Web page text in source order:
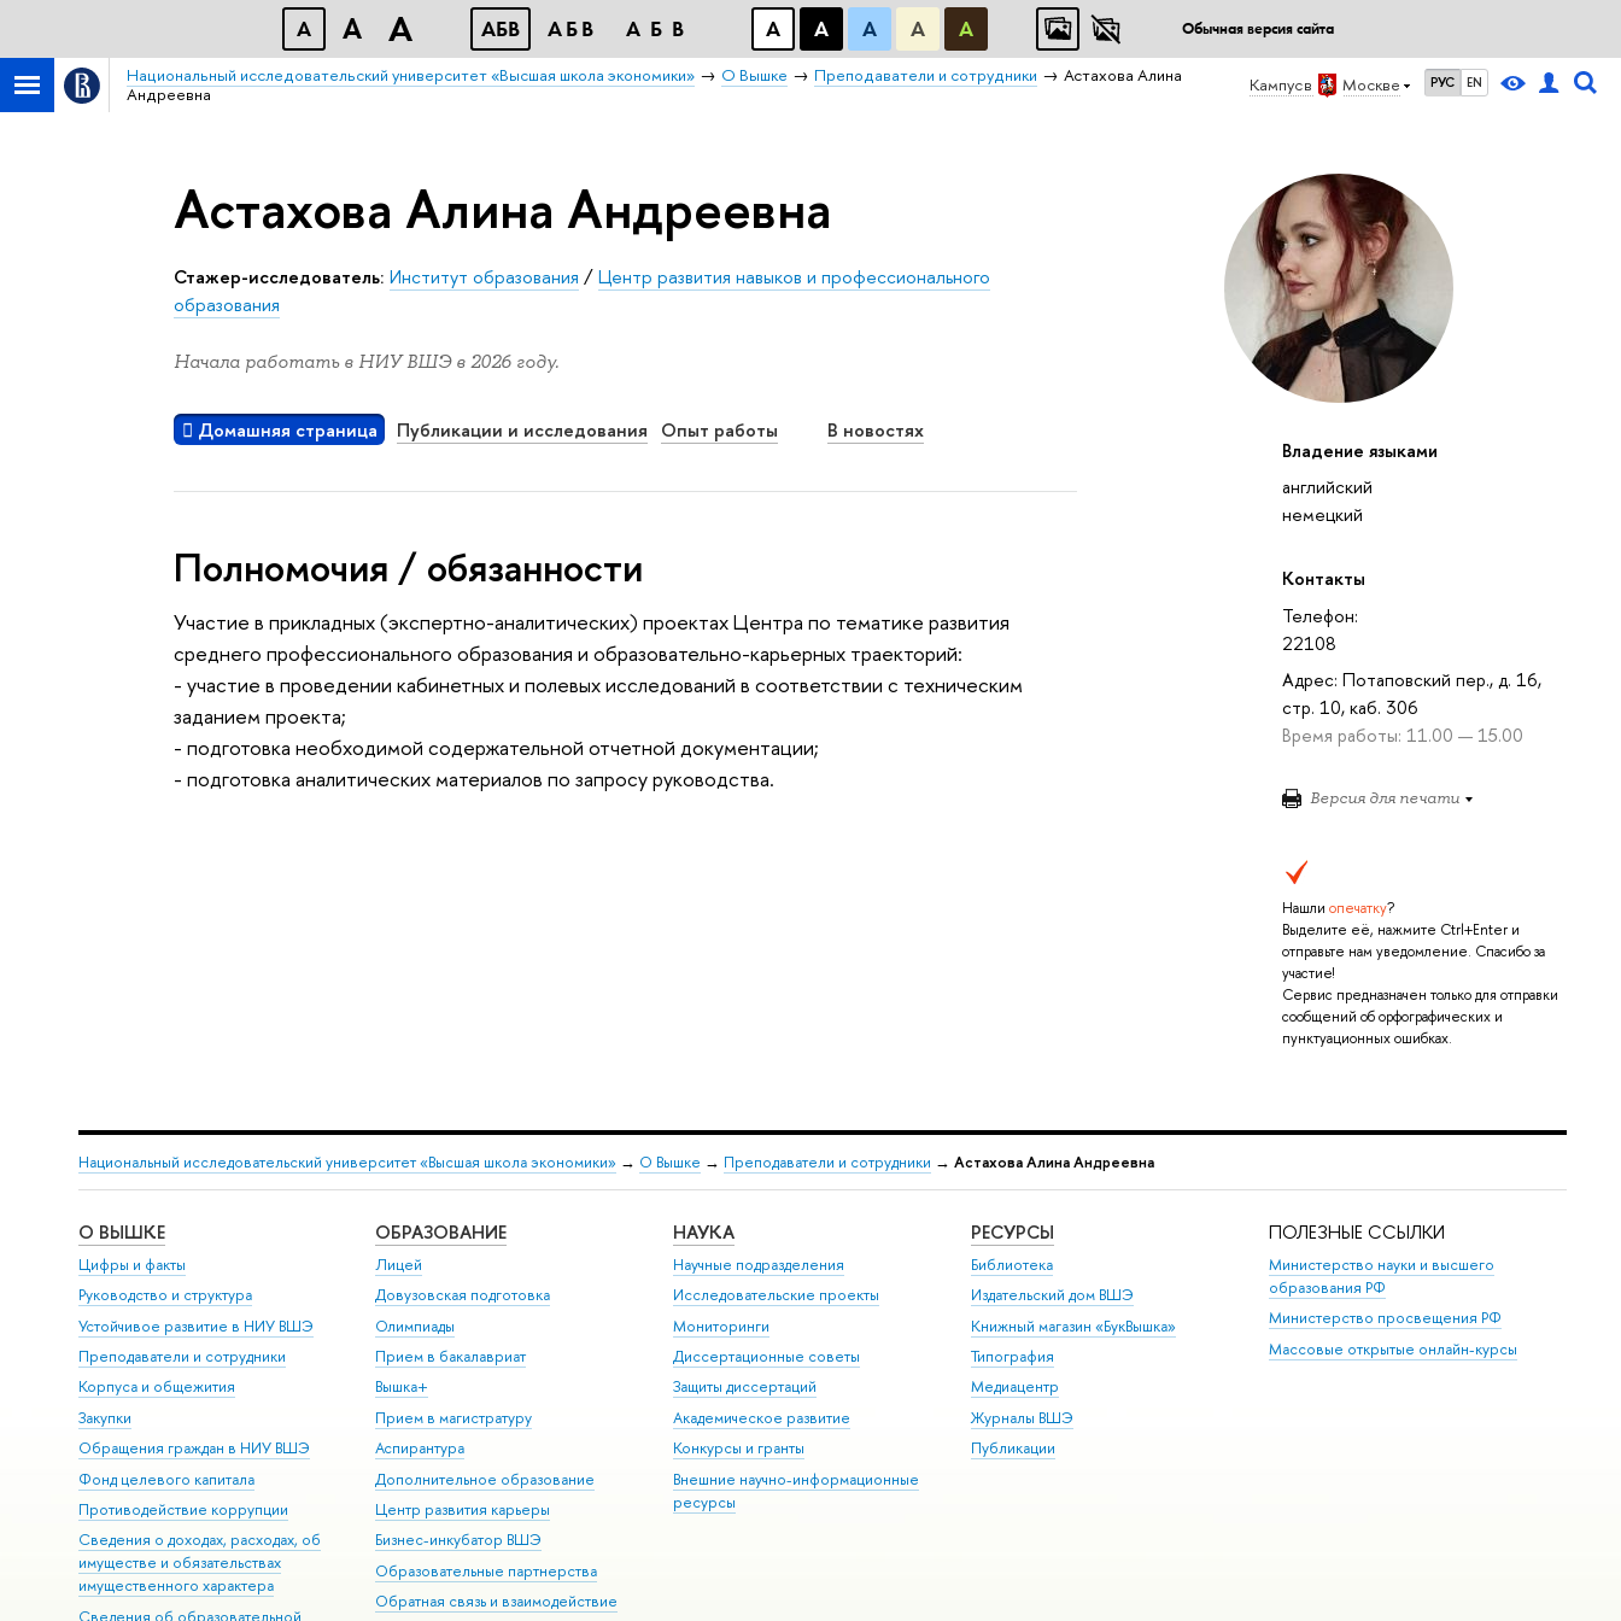
A A A АБB АБB АБB А А А А А Обычная версия сайта
Кампус в Москве РУС EN
Национальный исследовательский университет «Высшая школа экономики» О Вышке Преподаватели и сотрудники
Астахова Алина
Андреевна
Владение языками
английский
немецкий
Контакты
Телефон:
22108
Адрес: Потаповский пер., д. 16,
стр. 10, каб. 306
Время работы: 11.00 — 15.00
Версия для печати
Нашли опечатку?
Выделите её, нажмите Ctrl+Enter и
отправьте нам уведомление. Спасибо за
участие!
Сервис предназначен только для отправки
сообщений об орфографических и
пунктуационных ошибках.
Астахова Алина Андреевна
Стажер-исследователь: Институт образования /Центр развития навыков и профессионального
образования
Начала работать в НИУ ВШЭ в 2026 году.
Домашняя страница Публикации и исследования Опыт работы В новостях
Полномочия / обязанности
Участие в прикладных (экспертно-аналитических) проектах Центра по тематике развития
среднего профессионального образования и образовательно-карьерных траекторий:
- участие в проведении кабинетных и полевых исследований в соответствии с техническим
заданием проекта;
- подготовка необходимой содержательной отчетной документации;
- подготовка аналитических материалов по запросу руководства.
Национальный исследовательский университет «Высшая школа экономики» → О Вышке → Преподаватели и сотрудники → Астахова Алина Андреевна
О ВЫШКЕ
Цифры и факты
Руководство и структура
Устойчивое развитие в НИУ ВШЭ
Преподаватели и сотрудники
Корпуса и общежития
Закупки
Обращения граждан в НИУ ВШЭ
Фонд целевого капитала
Противодействие коррупции
Сведения о доходах, расходах, об
имуществе и обязательствах
имущественного характера
Сведения об образовательной
ОБРАЗОВАНИЕ
Лицей
Довузовская подготовка
Олимпиады
Прием в бакалавриат
Вышка+
Прием в магистратуру
Аспирантура
Дополнительное образование
Центр развития карьеры
Бизнес-инкубатор ВШЭ
Образовательные партнерства
Обратная связь и взаимодействие
НАУКА
Научные подразделения
Исследовательские проекты
Мониторинги
Диссертационные советы
Защиты диссертаций
Академическое развитие
Конкурсы и гранты
Внешние научно-информационные
ресурсы
РЕСУРСЫ
Библиотека
Издательский дом ВШЭ
Книжный магазин «БукВышка»
Типография
Медиацентр
Журналы ВШЭ
Публикации
ПОЛЕЗНЫЕ ССЫЛКИ
Министерство науки и высшего
образования РФ
Министерство просвещения РФ
Массовые открытые онлайн-курсы